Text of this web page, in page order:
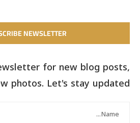
NEWSLETTER
for new blog posts,
photos. Let's stay updated!